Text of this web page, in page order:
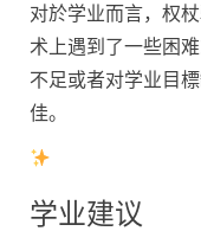
对於学业而言，权
术上遇到了一些困
不足或者对学业目
佳。
学业建议